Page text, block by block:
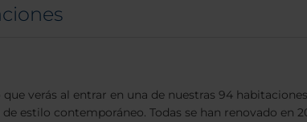
verás al entrar en una de nuestras 94
estilo contemporáneo. Todas se han renovado en